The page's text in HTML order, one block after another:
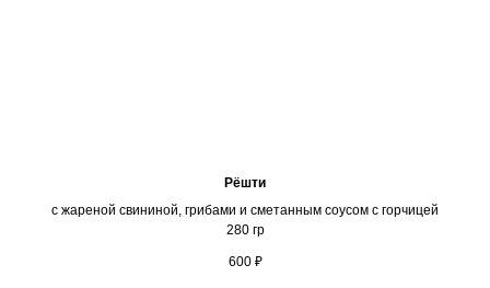
Рёшти
с жареной свининой, грибами и сметанным соусом с горчицей
280 гр
600 ₽